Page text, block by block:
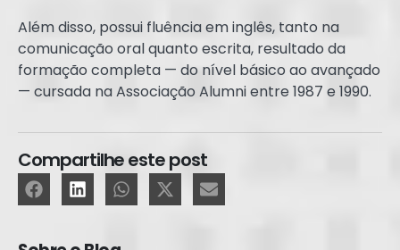
Além disso, possui fluência em inglês, tanto na
comunicação oral quanto escrita, resultado da
formação completa — do nível básico ao avançado
— cursada na Associação Alumni entre 1987 e 1990.
Compartilhe este post